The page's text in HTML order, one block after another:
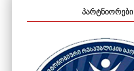
ᲞᲐᲠᲢᲜᲘᲝᲠᲔᲑᲘ